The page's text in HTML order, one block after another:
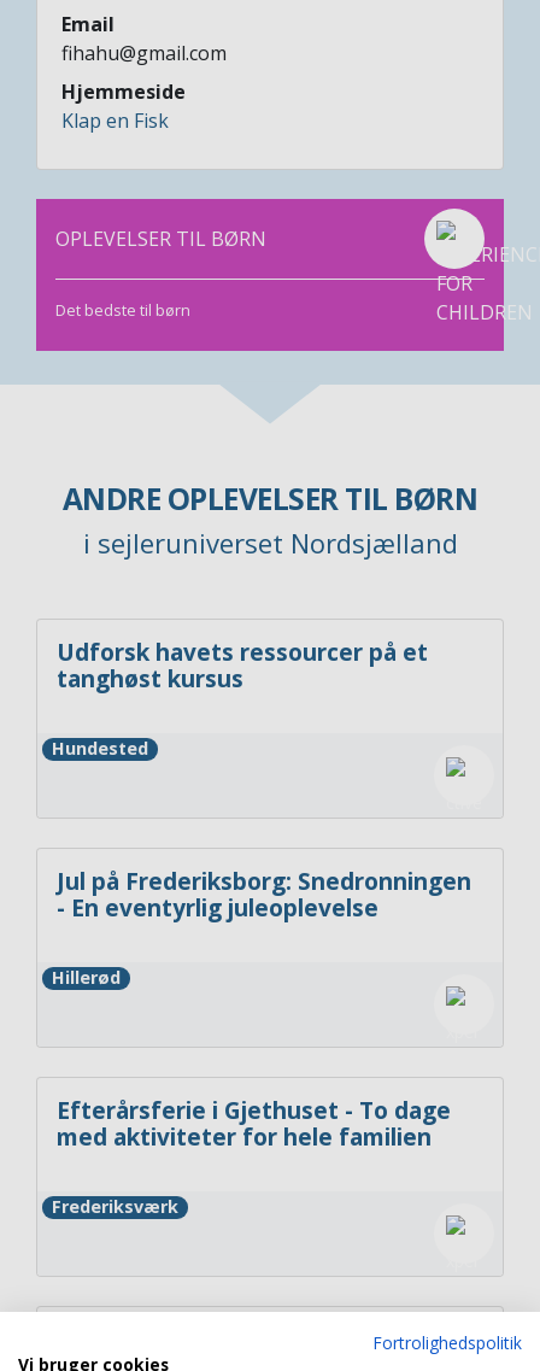
Email
fihahu@gmail.com
Hjemmeside
Klap en Fisk
OPLEVELSER TIL BØRN
Det bedste til børn
ANDRE OPLEVELSER TIL BØRN
i sejleruniverset Nordsjælland
Udforsk havets ressourcer på et
tanghøst kursus
Hundested
Jul på Frederiksborg: Snedronningen
- En eventyrlig juleoplevelse
Hillerød
Efterårsferie i Gjethuset - To dage
med aktiviteter for hele familien
Frederiksværk
Nordsjællands Veterantog | Tag med
Fortrolighedspolitik
Vi bruger cookies